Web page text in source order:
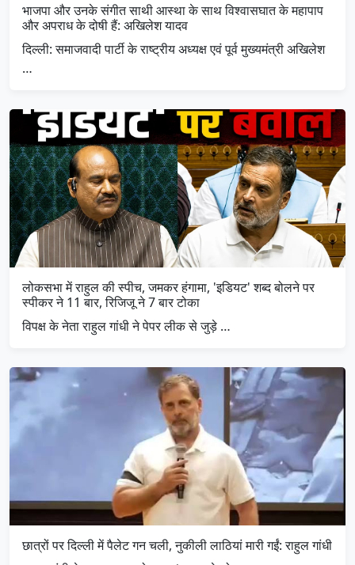
भाजपा और उनके संगीत साथी आस्था के साथ विश्वासघात के महापाप
और अपराध के दोषी हैं: अखिलेश यादव
दिल्ली: समाजवादी पार्टी के राष्ट्रीय अध्यक्ष एवं पूर्व मुख्यमंत्री अखिलेश
…
लोकसभा में राहुल की स्पीच, जमकर हंगामा, 'इडियट' शब्द बोलने पर
स्पीकर ने 11 बार, रिजिजू ने 7 बार टोका
विपक्ष के नेता राहुल गांधी ने पेपर लीक से जुड़े …
छात्रों पर दिल्ली में पैलेट गन चली, नुकीली लाठियां मारी गईं: राहुल गांधी